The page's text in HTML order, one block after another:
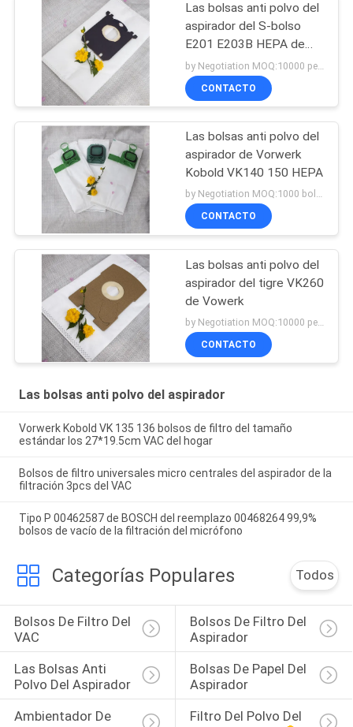
Las bolsas anti polvo del
aspirador del S-bolso
E201 E203B HEPA de
Electrolux
CONTACTO
Las bolsas anti polvo del
aspirador de Vorwerk
Kobold VK140 150 HEPA
by Negotiation MOQ:1000 bolsos/bolsos
CONTACTO
Las bolsas anti polvo del
aspirador del tigre VK260
de Vowerk
by Negotiation MOQ:10000 pedazos/pedazos
CONTACTO
Las bolsas anti polvo del aspirador
Vorwerk Kobold VK 135 136 bolsos de filtro del tamaño
estándar los 27*19.5cm VAC del hogar
Bolsos de filtro universales micro centrales del aspirador de la
filtración 3pcs del VAC
Tipo P 00462587 de BOSCH del reemplazo 00468264 99,9%
bolsos de vacío de la filtración del micrófono
Categorías Populares Todos
Bolsos De Filtro Del
VAC
Bolsos De Filtro Del
Aspirador
Las Bolsas Anti
Polvo Del Aspirador
Bolsas De Papel Del
Aspirador
Ambientador De
Filtro Del Polvo Del